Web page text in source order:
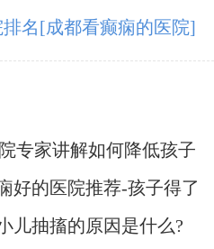
名[成都看癫痫的医院]
要了解哪些问题？
专家讲解如何降低孩子
好的医院推荐-孩子得了
儿抽搐的原因是什么?